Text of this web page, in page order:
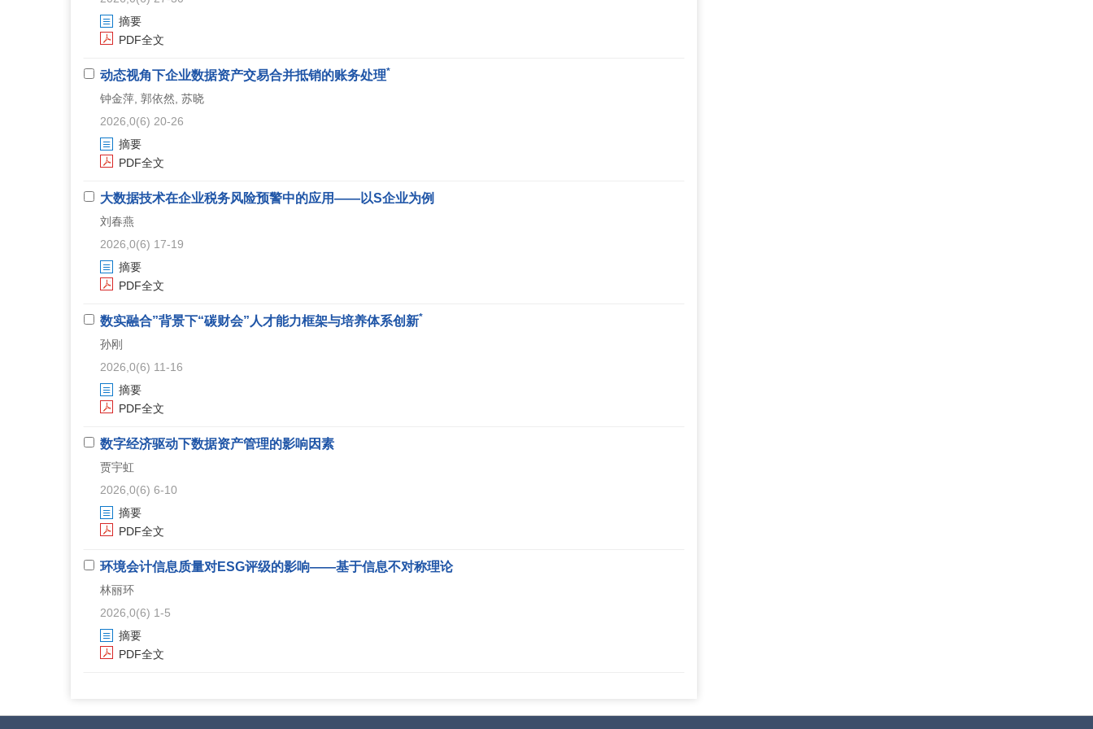
摘要
PDF全文
动态视角下企业数据资产交易合并抵销的账务处理*
钟金萍, 郭依然, 苏晓
2026,0(6) 20-26
摘要
PDF全文
大数据技术在企业税务风险预警中的应用——以S企业为例
刘春燕
2026,0(6) 17-19
摘要
PDF全文
数实融合”背景下“碳财会”人才能力框架与培养体系创新*
孙刚
2026,0(6) 11-16
摘要
PDF全文
数字经济驱动下数据资产管理的影响因素
贾宇虹
2026,0(6) 6-10
摘要
PDF全文
环境会计信息质量对ESG评级的影响——基于信息不对称理论
林丽环
2026,0(6) 1-5
摘要
PDF全文